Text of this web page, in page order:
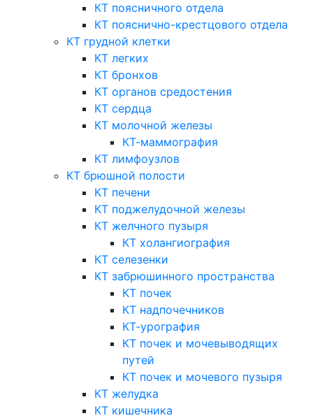
КТ поясничного отдела
КТ пояснично-крестцового отдела
КТ грудной клетки
КТ легких
КТ бронхов
КТ органов средостения
КТ сердца
КТ молочной железы
КТ-маммография
КТ лимфоузлов
КТ брюшной полости
КТ печени
КТ поджелудочной железы
КТ желчного пузыря
КТ холангиография
КТ селезенки
КТ забрюшинного пространства
КТ почек
КТ надпочечников
КТ-урография
КТ почек и мочевыводящих
путей
КТ почек и мочевого пузыря
КТ желудка
КТ кишечника